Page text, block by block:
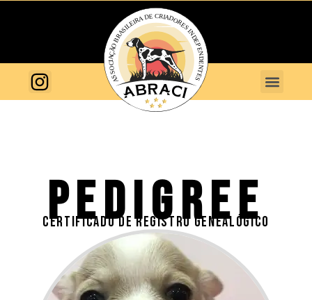
PEDIGREE
CERTIFICADO DE REGISTRO GENEALÓGICO